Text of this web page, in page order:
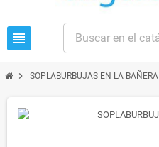
view_headline
chevron_right SOPLABURBUJAS EN LA BAÑERA